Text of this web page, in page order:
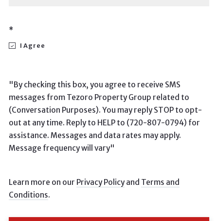
*
I Agree
"By checking this box, you agree to receive SMS
messages from Tezoro Property Group related to
(Conversation Purposes). You may reply STOP to opt-
out at any time. Reply to HELP to (720-807-0794) for
assistance. Messages and data rates may apply.
Message frequency will vary"
Learn more on our Privacy Policyand Terms and
Conditions.